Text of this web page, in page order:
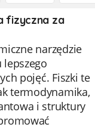
fizyczna za
narzędzie
pojęć. Fiszki te
termodynamika,
i struktury